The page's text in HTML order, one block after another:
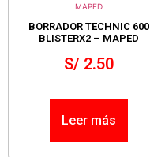
MAPED
BORRADOR TECHNIC 600
BLISTERX2 – MAPED
S/2.50
Leer más